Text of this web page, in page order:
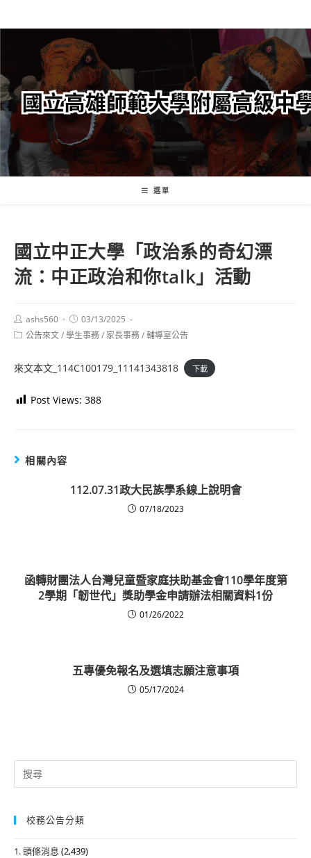
轉
要
內
容
選單
國立中正大學「政治系的奇幻漂
流：中正政治和你talk」活動
Post
author:
ashs560
Post
published:
03/13/2025
Post公告來文/學生事務/ 家長事務/輔導室公告
來文本文_114C100179_11141343818 下載
Post Views: 388
相關內容
112.07.31政大民族學系線上說明會
07/18/2023
函轉財團法人台灣兒童暨家庭扶助基金會110學年度第
2學期「韌世代」獎助學金申請辦法相關資料1份
01/26/2022
五專優免報名及選填志願注意事項
05/17/2024
Search
for:
校務公告分類
1. 頭條消息 (2,439)